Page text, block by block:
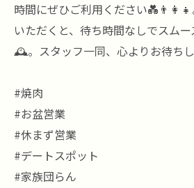
時間にぜひご利用ください
いただくと、待ち時間なしでスム
🕰️。スタッフ一同、心よりお待ちし
#焼肉
#お盆営業
#休まず営業
#デートスポット
#家族団らん